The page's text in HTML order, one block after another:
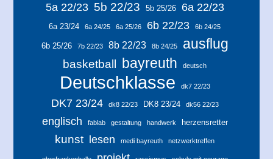
5a 22/23 5b 22/23 5b 25/26 6a 22/23
6a 23/24 6a 24/25 6a 25/26 6b 22/23 6b 24/25
6b 25/26 7b 22/23 8b 22/23 8b 24/25 ausflug
basketball bayreuth deutsch
Deutschklasse dk7 22/23
DK7 23/24 dk8 22/23 DK8 23/24 dk56 22/23
englisch fablab gestaltung handwerk herzensretter
kunst lesen medi bayreuth netzwerktreffen